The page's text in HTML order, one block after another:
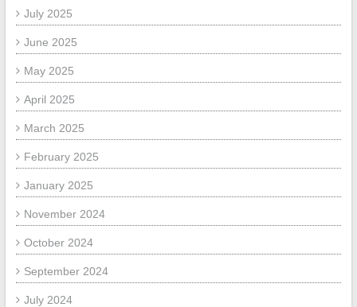
July 2025
June 2025
May 2025
April 2025
March 2025
February 2025
January 2025
November 2024
October 2024
September 2024
July 2024